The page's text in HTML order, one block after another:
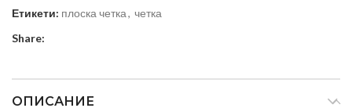
Етикети: плоска четка, четка
Share:
ОПИСАНИЕ